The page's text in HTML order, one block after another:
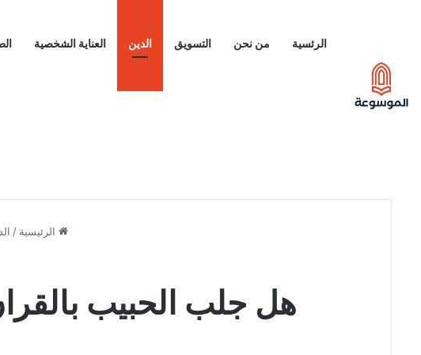
الرئسية من نحن التسويق الدين العناية الشخصية
الرئيسية /
هل جلب الحبيب